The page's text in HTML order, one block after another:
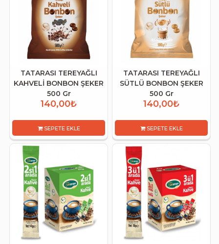
TATARASI TEREYAĞLI
KAHVELİ BONBON ŞEKER
500 Gr
140,00₺
SEPETE EKLE
TATARASI TEREYAĞLI
SÜTLÜ BONBON ŞEKER
500 Gr
140,00₺
SEPETE EKLE